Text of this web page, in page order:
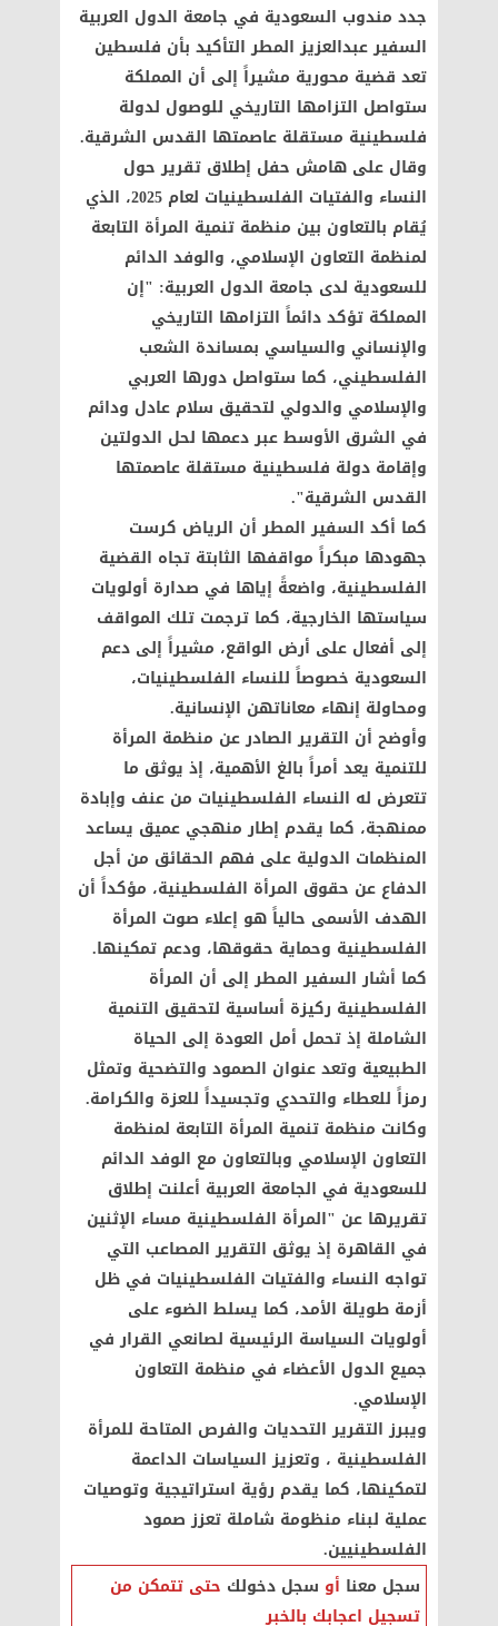
جدد مندوب السعودية في جامعة الدول العربية
السفير عبدالعزيز المطر التأكيد بأن فلسطين
تعد قضية محورية مشيراً إلى أن المملكة
ستواصل التزامها التاريخي للوصول لدولة
فلسطينية مستقلة عاصمتها القدس الشرقية.
وقال على هامش حفل إطلاق تقرير حول
النساء والفتيات الفلسطينيات لعام 2025، الذي
يُقام بالتعاون بين منظمة تنمية المرأة التابعة
لمنظمة التعاون الإسلامي، والوفد الدائم
للسعودية لدى جامعة الدول العربية: "إن
المملكة تؤكد دائماً التزامها التاريخي
والإنساني والسياسي بمساندة الشعب
الفلسطيني، كما ستواصل دورها العربي
والإسلامي والدولي لتحقيق سلام عادل ودائم
في الشرق الأوسط عبر دعمها لحل الدولتين
وإقامة دولة فلسطينية مستقلة عاصمتها
القدس الشرقية".
كما أكد السفير المطر أن الرياض كرست
جهودها مبكراً مواقفها الثابتة تجاه القضية
الفلسطينية، واضعةً إياها في صدارة أولويات
سياستها الخارجية، كما ترجمت تلك المواقف
إلى أفعال على أرض الواقع، مشيراً إلى دعم
السعودية خصوصاً للنساء الفلسطينيات،
ومحاولة إنهاء معاناتهن الإنسانية.
وأوضح أن التقرير الصادر عن منظمة المرأة
للتنمية يعد أمراً بالغ الأهمية، إذ يوثق ما
تتعرض له النساء الفلسطينيات من عنف وإبادة
ممنهجة، كما يقدم إطار منهجي عميق يساعد
المنظمات الدولية على فهم الحقائق من أجل
الدفاع عن حقوق المرأة الفلسطينية، مؤكداً أن
الهدف الأسمى حالياً هو إعلاء صوت المرأة
الفلسطينية وحماية حقوقها، ودعم تمكينها.
كما أشار السفير المطر إلى أن المرأة
الفلسطينية ركيزة أساسية لتحقيق التنمية
الشاملة إذ تحمل أمل العودة إلى الحياة
الطبيعية وتعد عنوان الصمود والتضحية وتمثل
رمزاً للعطاء والتحدي وتجسيداً للعزة والكرامة.
وكانت منظمة تنمية المرأة التابعة لمنظمة
التعاون الإسلامي وبالتعاون مع الوفد الدائم
للسعودية في الجامعة العربية أعلنت إطلاق
تقريرها عن "المرأة الفلسطينية مساء الإثنين
في القاهرة إذ يوثق التقرير المصاعب التي
تواجه النساء والفتيات الفلسطينيات في ظل
أزمة طويلة الأمد، كما يسلط الضوء على
أولويات السياسة الرئيسية لصانعي القرار في
جميع الدول الأعضاء في منظمة التعاون
الإسلامي.
ويبرز التقرير التحديات والفرص المتاحة للمرأة
الفلسطينية ، وتعزيز السياسات الداعمة
لتمكينها، كما يقدم رؤية استراتيجية وتوصيات
عملية لبناء منظومة شاملة تعزز صمود
الفلسطينيين.
سجل معنا أو سجل دخولك حتى تتمكن من
تسجيل اعجابك بالخبر